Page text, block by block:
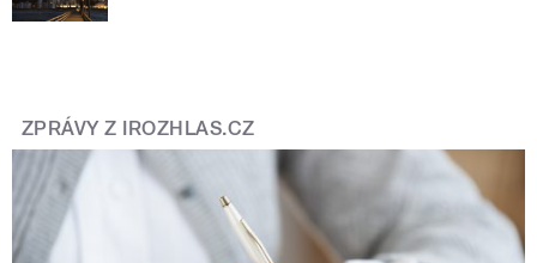
ZPRÁVY Z IROZHLAS.CZ